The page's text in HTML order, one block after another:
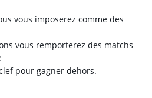
vous imposerez comme des
vous remporterez des matchs
pour gagner dehors.